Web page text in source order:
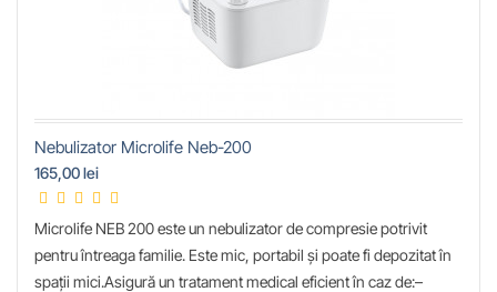
Nebulizator Microlife Neb-200
165,00 lei
Microlife NEB 200 este un nebulizator de compresie potrivit
pentru întreaga familie. Este mic, portabil și poate fi depozitat în
spații mici.Asigură un tratament medical eficient în caz de:–